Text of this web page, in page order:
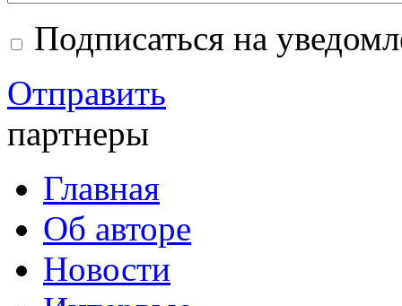
Подписаться на
Отправить
партнеры
Главная
Об авторе
Новости